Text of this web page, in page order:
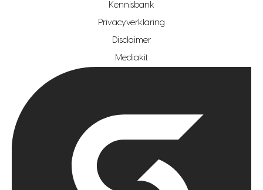
hypotheekshop regio den haag
hypotheekshop regio rotterdam
Kennisbank
Privacyverklaring
Disclaimer
Mediakit